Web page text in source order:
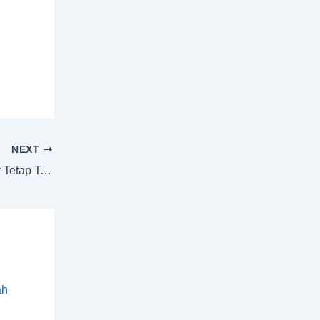
NEXT
Tips Merawat Wallpaper Dinding agar Tetap Tahan Lama